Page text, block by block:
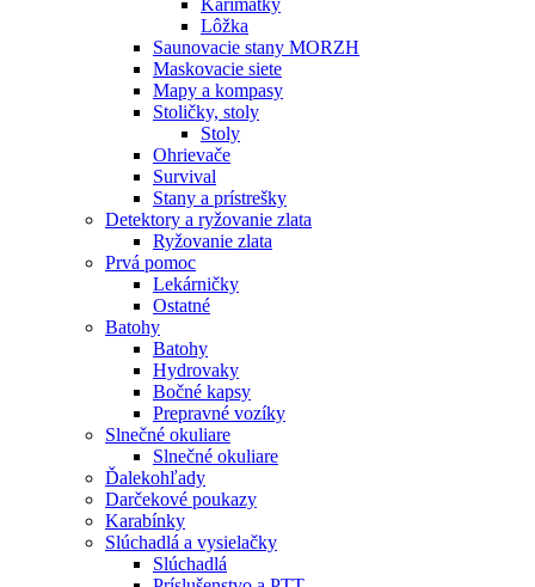
Lôžka
Saunovacie stany MORZH
Maskovacie siete
Mapy a kompasy
Stoličky, stoly
Stoly
Ohrievače
Survival
Stany a prístrešky
Detektory a ryžovanie zlata
Ryžovanie zlata
Prvá pomoc
Lekárničky
Ostatné
Batohy
Batohy
Hydrovaky
Bočné kapsy
Prepravné vozíky
Slnečné okuliare
Slnečné okuliare
Ďalekohľady
Darčekové poukazy
Karabínky
Slúchadlá a vysielačky
Slúchadlá